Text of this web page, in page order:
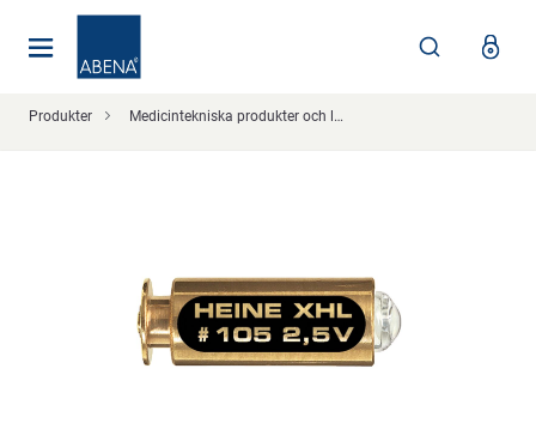
Produkter Medicintekniska produkter och läkemedelshantering